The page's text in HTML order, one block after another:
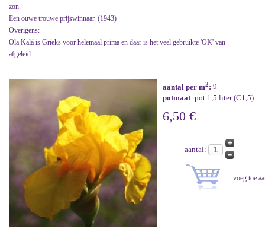
zon.
Een ouwe trouwe prijswinnaar. (1943)
Overigens:
Ola Kalá is Grieks voor helemaal prima en daar is het veel gebruikte 'OK' van
afgeleid.
aantal per m2: 9
potmaat: pot 1,5 liter (C1,5)
6,50 €
aantal: